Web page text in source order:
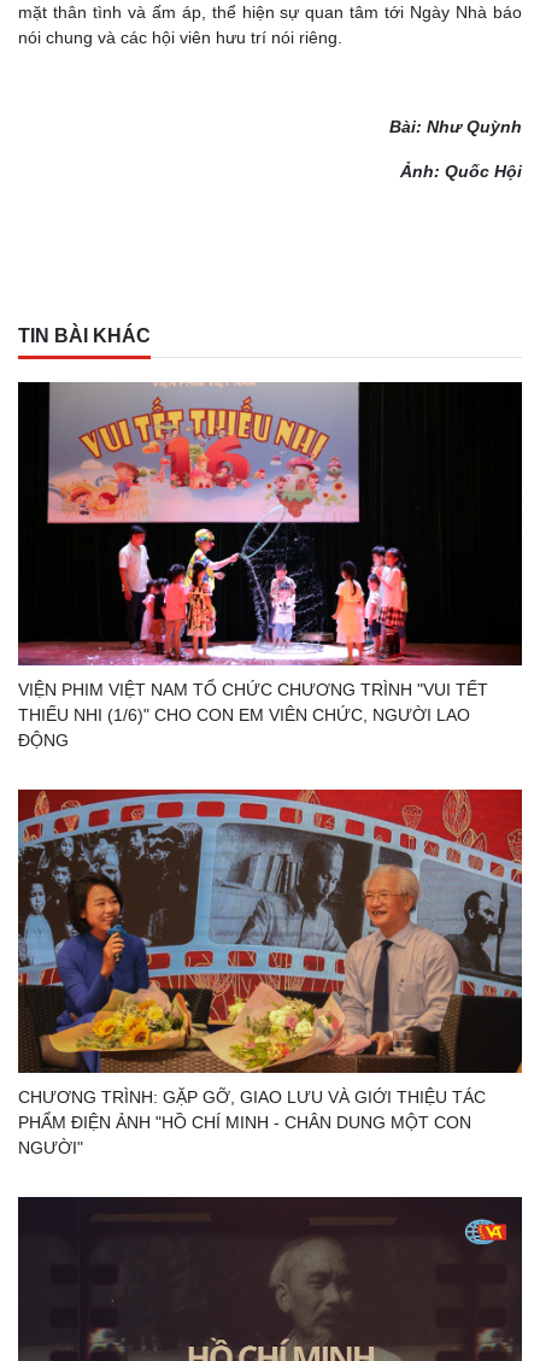
mặt thân tình và ấm áp, thể hiện sự quan tâm tới Ngày Nhà báo
nói chung và các hội viên hưu trí nói riêng.
Bài: Như Quỳnh
Ảnh: Quốc Hội
TIN BÀI KHÁC
VIỆN PHIM VIỆT NAM TỔ CHỨC CHƯƠNG TRÌNH "VUI TẾT
THIẾU NHI (1/6)" CHO CON EM VIÊN CHỨC, NGƯỜI LAO
ĐỘNG
CHƯƠNG TRÌNH: GẶP GỠ, GIAO LƯU VÀ GIỚI THIỆU TÁC
PHẨM ĐIỆN ẢNH "HỒ CHÍ MINH - CHÂN DUNG MỘT CON
NGƯỜI"